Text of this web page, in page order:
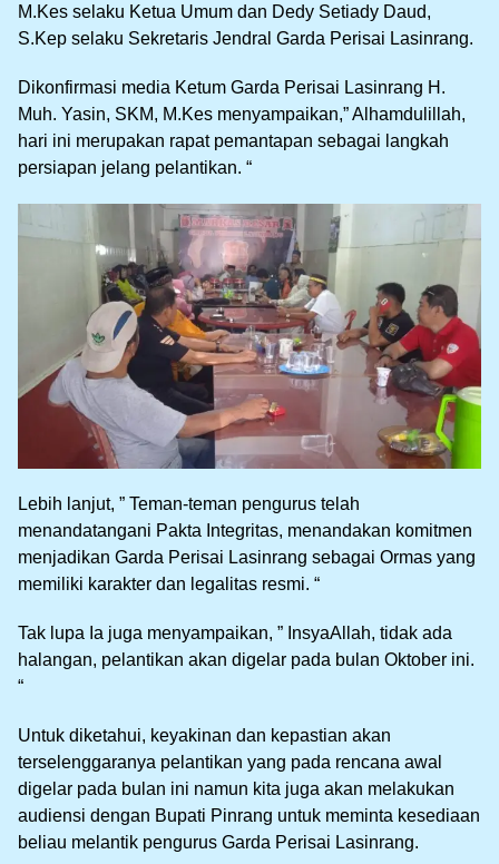
M.Kes selaku Ketua Umum dan Dedy Setiady Daud,
S.Kep selaku Sekretaris Jendral Garda Perisai Lasinrang.
Dikonfirmasi media Ketum Garda Perisai Lasinrang H.
Muh. Yasin, SKM, M.Kes menyampaikan,” Alhamdulillah,
hari ini merupakan rapat pemantapan sebagai langkah
persiapan jelang pelantikan. “
Lebih lanjut, ” Teman-teman pengurus telah
menandatangani Pakta Integritas, menandakan komitmen
menjadikan Garda Perisai Lasinrang sebagai Ormas yang
memiliki karakter dan legalitas resmi. “
Tak lupa Ia juga menyampaikan, ” InsyaAllah, tidak ada
halangan, pelantikan akan digelar pada bulan Oktober ini.
“
Untuk diketahui, keyakinan dan kepastian akan
terselenggaranya pelantikan yang pada rencana awal
digelar pada bulan ini namun kita juga akan melakukan
audiensi dengan Bupati Pinrang untuk meminta kesediaan
beliau melantik pengurus Garda Perisai Lasinrang.